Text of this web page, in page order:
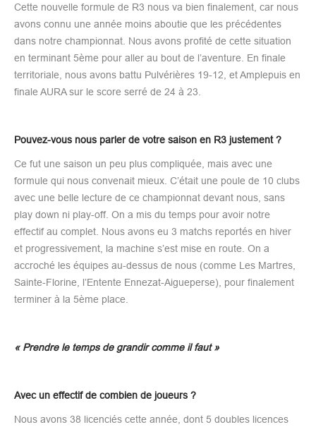
Cette nouvelle formule de R3 nous va bien finalement, car nous
avons connu une année moins aboutie que les précédentes
dans notre championnat. Nous avons profité de cette situation
en terminant 5ème pour aller au bout de l’aventure. En finale
territoriale, nous avons battu Pulvérières 19-12, et Amplepuis en
finale AURA sur le score serré de 24 à 23.
Pouvez-vous nous parler de votre saison en R3 justement ?
Ce fut une saison un peu plus compliquée, mais avec une
formule qui nous convenait mieux. C’était une poule de 10 clubs
avec une belle lecture de ce championnat devant nous, sans
play down ni play-off. On a mis du temps pour avoir notre
effectif au complet. Nous avons eu 3 matchs reportés en hiver
et progressivement, la machine s’est mise en route. On a
accroché les équipes au-dessus de nous (comme Les Martres,
Sainte-Florine, l’Entente Ennezat-Aigueperse), pour finalement
terminer à la 5ème place.
« Prendre le temps de grandir comme il faut »
Avec un effectif de combien de joueurs ?
Nous avons 38 licenciés cette année, dont 5 doubles licences